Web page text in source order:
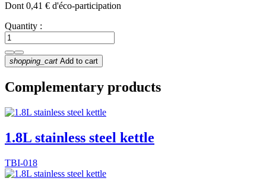
Dont 0,41 € d'éco-participation
Quantity :
shopping_cart Add to cart
Complementary products
1.8L stainless steel kettle
TBI-018